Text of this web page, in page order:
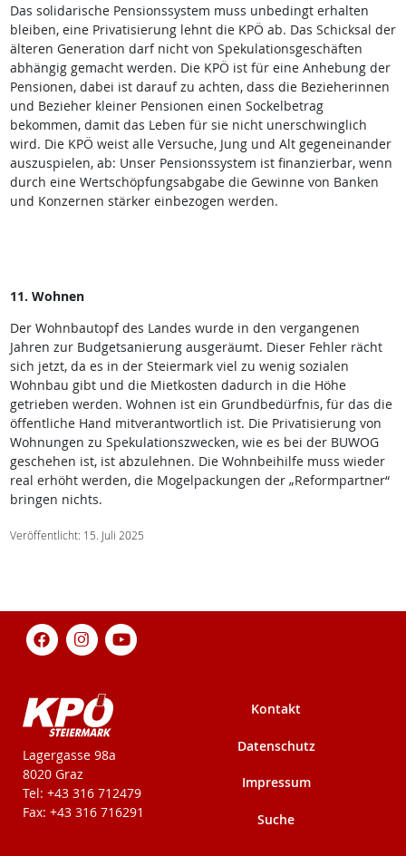
Das solidarische Pensionssystem muss unbedingt erhalten
bleiben, eine Privatisierung lehnt die KPÖ ab. Das Schicksal der
älteren Generation darf nicht von Spekulationsgeschäften
abhängig gemacht werden. Die KPÖ ist für eine Anhebung der
Pensionen, dabei ist darauf zu achten, dass die Bezieherinnen
und Bezieher kleiner Pensionen einen Sockelbetrag
bekommen, damit das Leben für sie nicht unerschwinglich
wird. Die KPÖ weist alle Versuche, Jung und Alt gegeneinander
auszuspielen, ab: Unser Pensionssystem ist finanzierbar, wenn
durch eine Wertschöpfungsabgabe die Gewinne von Banken
und Konzernen stärker einbezogen werden.
11. Wohnen
Der Wohnbautopf des Landes wurde in den vergangenen
Jahren zur Budgetsanierung ausgeräumt. Dieser Fehler rächt
sich jetzt, da es in der Steiermark viel zu wenig sozialen
Wohnbau gibt und die Mietkosten dadurch in die Höhe
getrieben werden. Wohnen ist ein Grundbedürfnis, für das die
öffentliche Hand mitverantwortlich ist. Die Privatisierung von
Wohnungen zu Spekulationszwecken, wie es bei der BUWOG
geschehen ist, ist abzulehnen. Die Wohnbeihilfe muss wieder
real erhöht werden, die Mogelpackungen der „Reformpartner“
bringen nichts.
Veröffentlicht: 15. Juli 2025
KPÖ-Steiermark
Lagergasse 98a
8020 Graz
Tel: +43 316 712479
Fax: +43 316 716291
Kontakt
Datenschutz
Impressum
Suche